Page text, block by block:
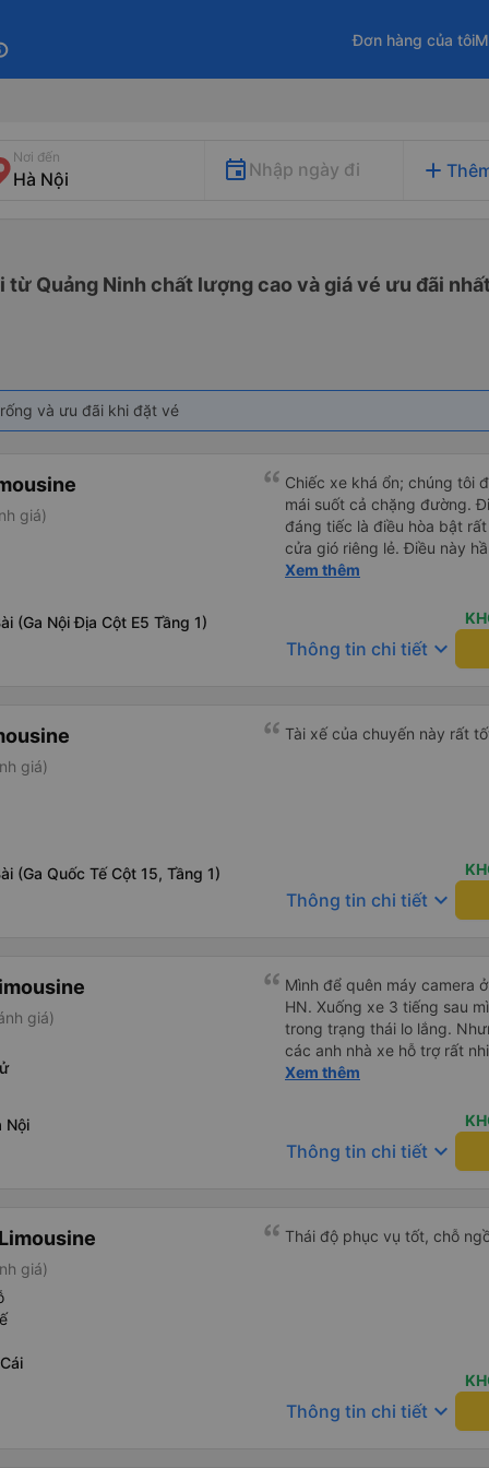
Đơn hàng của tôi
Nơi đến
Nhập ngày đi add
từ Quảng Ninh chất lượng cao và giá vé ưu đãi
và ưu đãi khi đặt vé
giá)
(Ga Nội Địa Cột E5 Tầng 1)
Chiếc xe khá ổn; chúng tôi
mái suốt cả chặng đường.
đáng tiếc là điều hòa bật
cửa gió riêng lẻ. Điều này
hãy mang theo quần áo ấm
Xem thêm
Thông tin chi tiết keyboard_arrow_down
giá)
(Ga Quốc Tế Cột 15, Tầng 1)
Tài xế của chuyến này rất
Thông tin chi tiết keyboard_arrow_down
giá)
Nội
Mình để quên máy camera
HN. Xuống xe 3 tiếng sau
trong trạng thái lo lắng.
các anh nhà xe hỗ trợ rất
các anh nhà xe Tùng Tuấn
Xem thêm
Thông tin chi tiết keyboard_arrow_down
giá)
Thái độ phục vụ tốt, chỗ
Thông tin chi tiết keyboard_arrow_down